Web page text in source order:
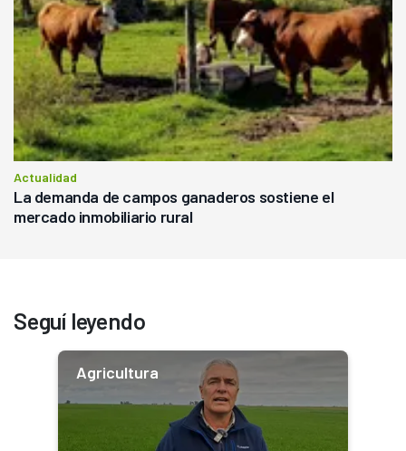
Actualidad
La demanda de campos ganaderos sostiene el
mercado inmobiliario rural
Seguí leyendo
Agricultura